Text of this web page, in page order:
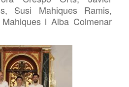
Susi Mahiques Ramis,
i Alba Colmenar